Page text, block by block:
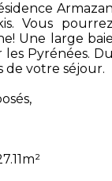
Vous
Une large
Pyrénées.
de votre séjour.